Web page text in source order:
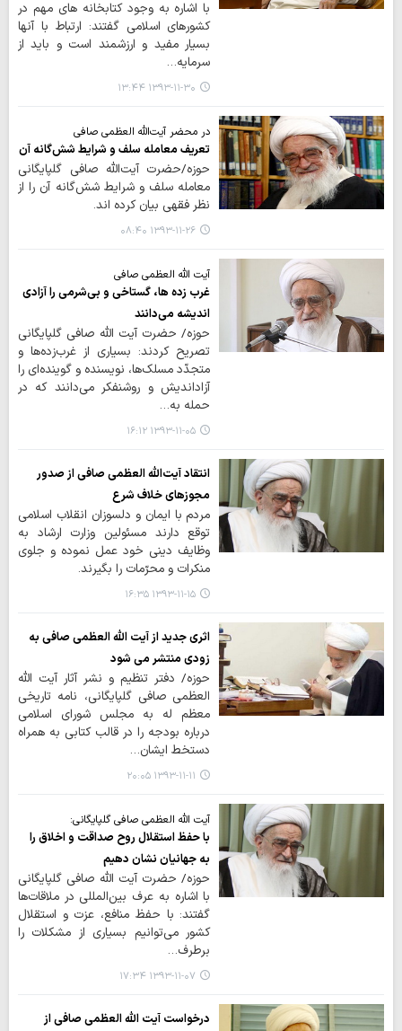
با اشاره به وجود کتابخانه های مهم در
کشورهای اسلامی گفتند: ارتباط با آنها
بسيار مفيد و ارزشمند است و بايد از
سرمايه…
۱۳۹۳-۱۱-۳۰ ۱۳:۴۴
در محضر آیت‌الله العظمی صافی
تعریف معامله سلف و شرایط شش‌گانه آن
حوزه/حضرت آیت‌الله صافی گلپایگانی
معامله سلف و شرایط شش‌گانه آن را از
نظر فقهی بیان کرده اند.
۱۳۹۳-۱۱-۲۶ ۰۸:۴۰
آیت الله العظمی صافی
غرب زده ها، گستاخی و بی‌شرمی را آزادی
اندیشه می‌دانند
حوزه/ حضرت آیت الله صافی گلپایگانی
تصریح کردند: بسيارى از غرب‌زده‌ها و
متجدّد مسلك‌ها، نويسنده و گوينده‌اى را
آزادانديش و روشنفكر مى‌دانند كه در
حمله به…
۱۳۹۳-۱۱-۰۵ ۱۶:۱۲
انتقاد آیت‌الله العظمی صافی از صدور
مجوزهای خلاف شرع
مردم با ایمان و دلسوزان انقلاب اسلامی
توقع دارند مسئولین وزارت ارشاد به
وظایف دینی خود عمل نموده و جلوی
منکرات و محرّمات را بگیرند.
۱۳۹۳-۱۱-۱۵ ۱۶:۳۵
اثری جدید از آیت الله العظمی صافی به
زودي منتشر مي شود
حوزه/ دفتر تنظيم و نشر آثار آيت الله
العظمي صافي گلپايگاني، نامه تاريخي
معظم له به مجلس شوراي اسلامي
درباره بودجه را در قالب كتابي به همراه
دستخط ايشان…
۱۳۹۳-۱۱-۱۱ ۲۰:۰۵
آیت الله العظمی صافی گلپایگانی:
با حفظ استقلال روح صداقت و اخلاق را
به جهانیان نشان دهیم
حوزه/ حضرت آیت الله صافی گلپایگانی
با اشاره به عرف بين‌المللي در ملاقات‌ها
گفتند: با حفظ منافع، عزت و استقلال
كشور مي‌توانيم بسياري از مشكلات را
برطرف…
۱۳۹۳-۱۱-۰۷ ۱۷:۳۴
درخواست آیت الله العظمی صافی از